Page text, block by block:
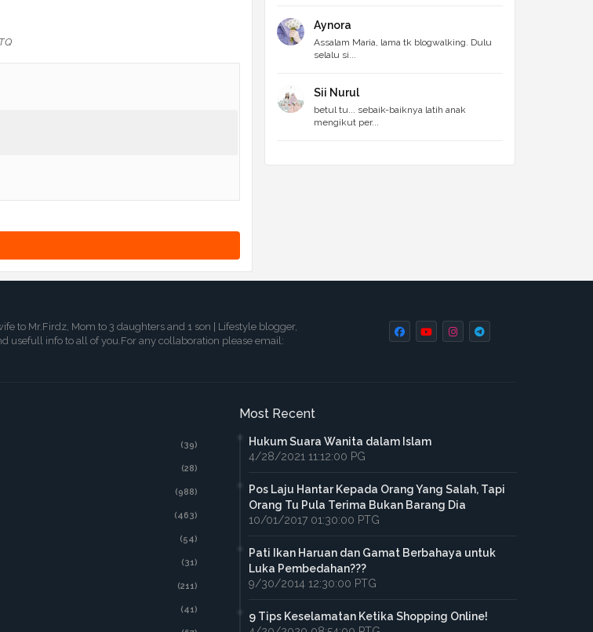
Aynora
Assalam Maria, lama tk blogwalking. Dulu
selalu si...
Sii Nurul
betul tu... sebaik-baiknya latih anak
mengikut per...
to Mr.Firdz, Mom to 3 daughters and 1 son | Lifestyle blogger,
usefull info to all of you.For any collaboration please email:
(39)
(28)
(988)
(463)
(54)
(31)
(211)
(41)
Most Recent
Hukum Suara Wanita dalam Islam
4/28/2021 11:12:00 PG
Pos Laju Hantar Kepada Orang Yang Salah, Tapi
Orang Tu Pula Terima Bukan Barang Dia
10/01/2017 01:30:00 PTG
Pati Ikan Haruan dan Gamat Berbahaya untuk
Luka Pembedahan???
9/30/2014 12:30:00 PTG
9 Tips Keselamatan Ketika Shopping Online!